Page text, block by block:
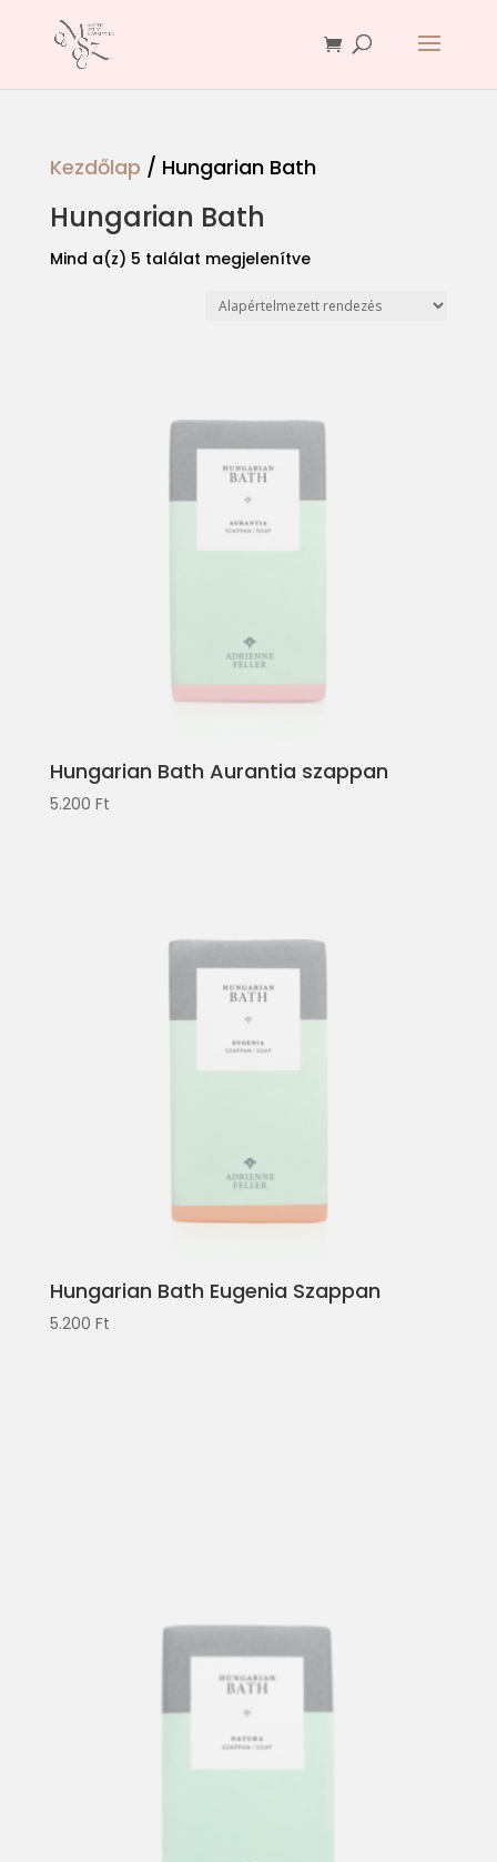
Kezdőlap / Hungarian Bath
Hungarian Bath
Mind a(z) 5 találat megjelenítve
Hungarian Bath Aurantia szappan
5.200 Ft
Hungarian Bath Eugenia Szappan
5.200 Ft